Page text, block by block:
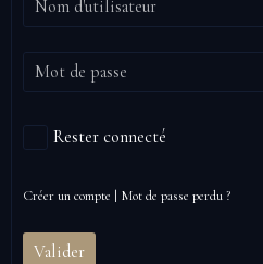
Rester connecté
Créer un compte | Mot de passe perdu ?
Valider